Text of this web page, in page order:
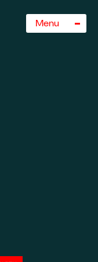
Sluiten
Menu